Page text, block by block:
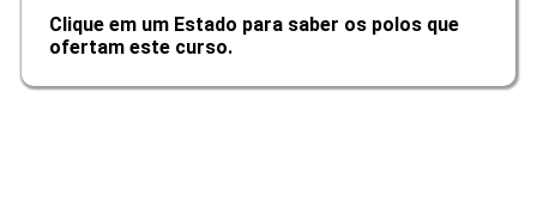
10h
Clique em um Estado para saber os polos que
ofertam este curso.